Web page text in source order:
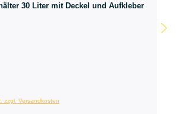
30 Liter mit Deckel und Aufkleber
zzgl. Versandkosten